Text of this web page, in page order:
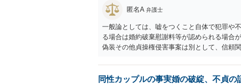
匿名A 弁護士
一般論としては、嘘をつくこと自体で犯罪や
る場合は婚約破棄慰謝料等が認められる場合
偽装その他貞操権侵害事案は別として、信頼
ったということですので、むしろ結婚しなく
ます。
同性カップルの事実婚の破綻、不貞の